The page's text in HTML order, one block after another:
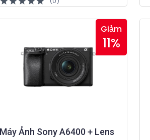
Giảm
11%
Máy Ảnh Sony A6400 + Lens